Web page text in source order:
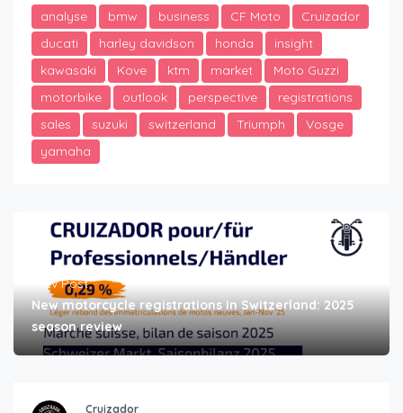
analyse bmw business CF Moto
Cruizador
ducati
harley davidson honda
insight
kawasaki
Kove ktm market
Moto Guzzi
motorbike
outlook perspective
registrations
sales
suzuki switzerland Triumph
Vosge
yamaha
Prev Post
New motorcycle registrations in Switzerland: 2025
season review
Cruizador